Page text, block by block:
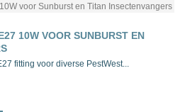
10W VOOR SUNBURST EN
fitting voor diverse PestWest...